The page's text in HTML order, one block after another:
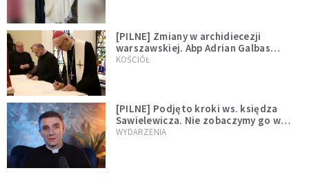
[PILNE] Zmiany w archidiecezji
warszawskiej. Abp Adrian Galbas
wręczył dekrety nowym proboszczom
KOŚCIÓŁ
[PILNE] Podjęto kroki ws. księdza
Sawielewicza. Nie zobaczymy go w
mediach
WYDARZENIA